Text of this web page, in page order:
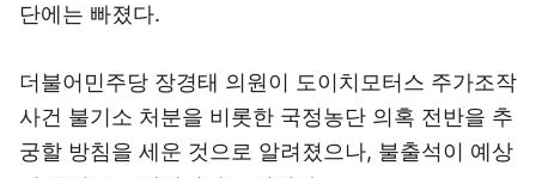
단에는 빠졌다.
더불어민주당 장경태 의원이 도이치모터스 주가조작
사건 불기소 처분을 비롯한 국정농단 의혹 전반을 추
궁할 방침을 세운 것으로 알려졌으나, 불출석이 예상